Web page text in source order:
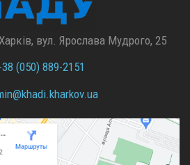
вул. Ярослава Мудрого, 25
(050) 889-2151
khadi.kharkov.ua